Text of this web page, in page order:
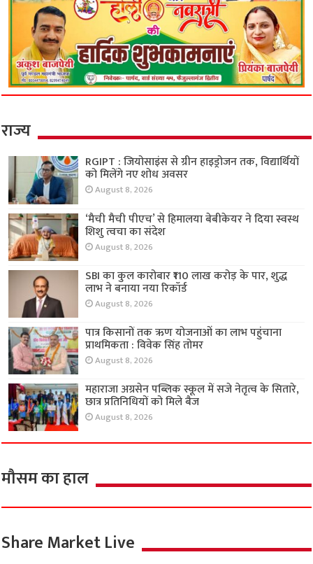
राज्य
RGIPT : जियोसाइंस से ग्रीन हाइड्रोजन तक, विद्यार्थियों
को मिलेंगे नए शोध अवसर
August 8, 2026
‘मैची मैची पीएच’ से हिमालया बेबीकेयर ने दिया स्वस्थ
शिशु त्वचा का संदेश
August 8, 2026
SBI का कुल कारोबार ₹110 लाख करोड़ के पार, शुद्ध
लाभ ने बनाया नया रिकॉर्ड
August 8, 2026
पात्र किसानों तक ऋण योजनाओं का लाभ पहुंचाना
प्राथमिकता : विवेक सिंह तोमर
August 8, 2026
महाराजा अग्रसेन पब्लिक स्कूल में सजे नेतृत्व के सितारे,
छात्र प्रतिनिधियों को मिले बैज
August 8, 2026
मौसम का हाल
Share Market Live